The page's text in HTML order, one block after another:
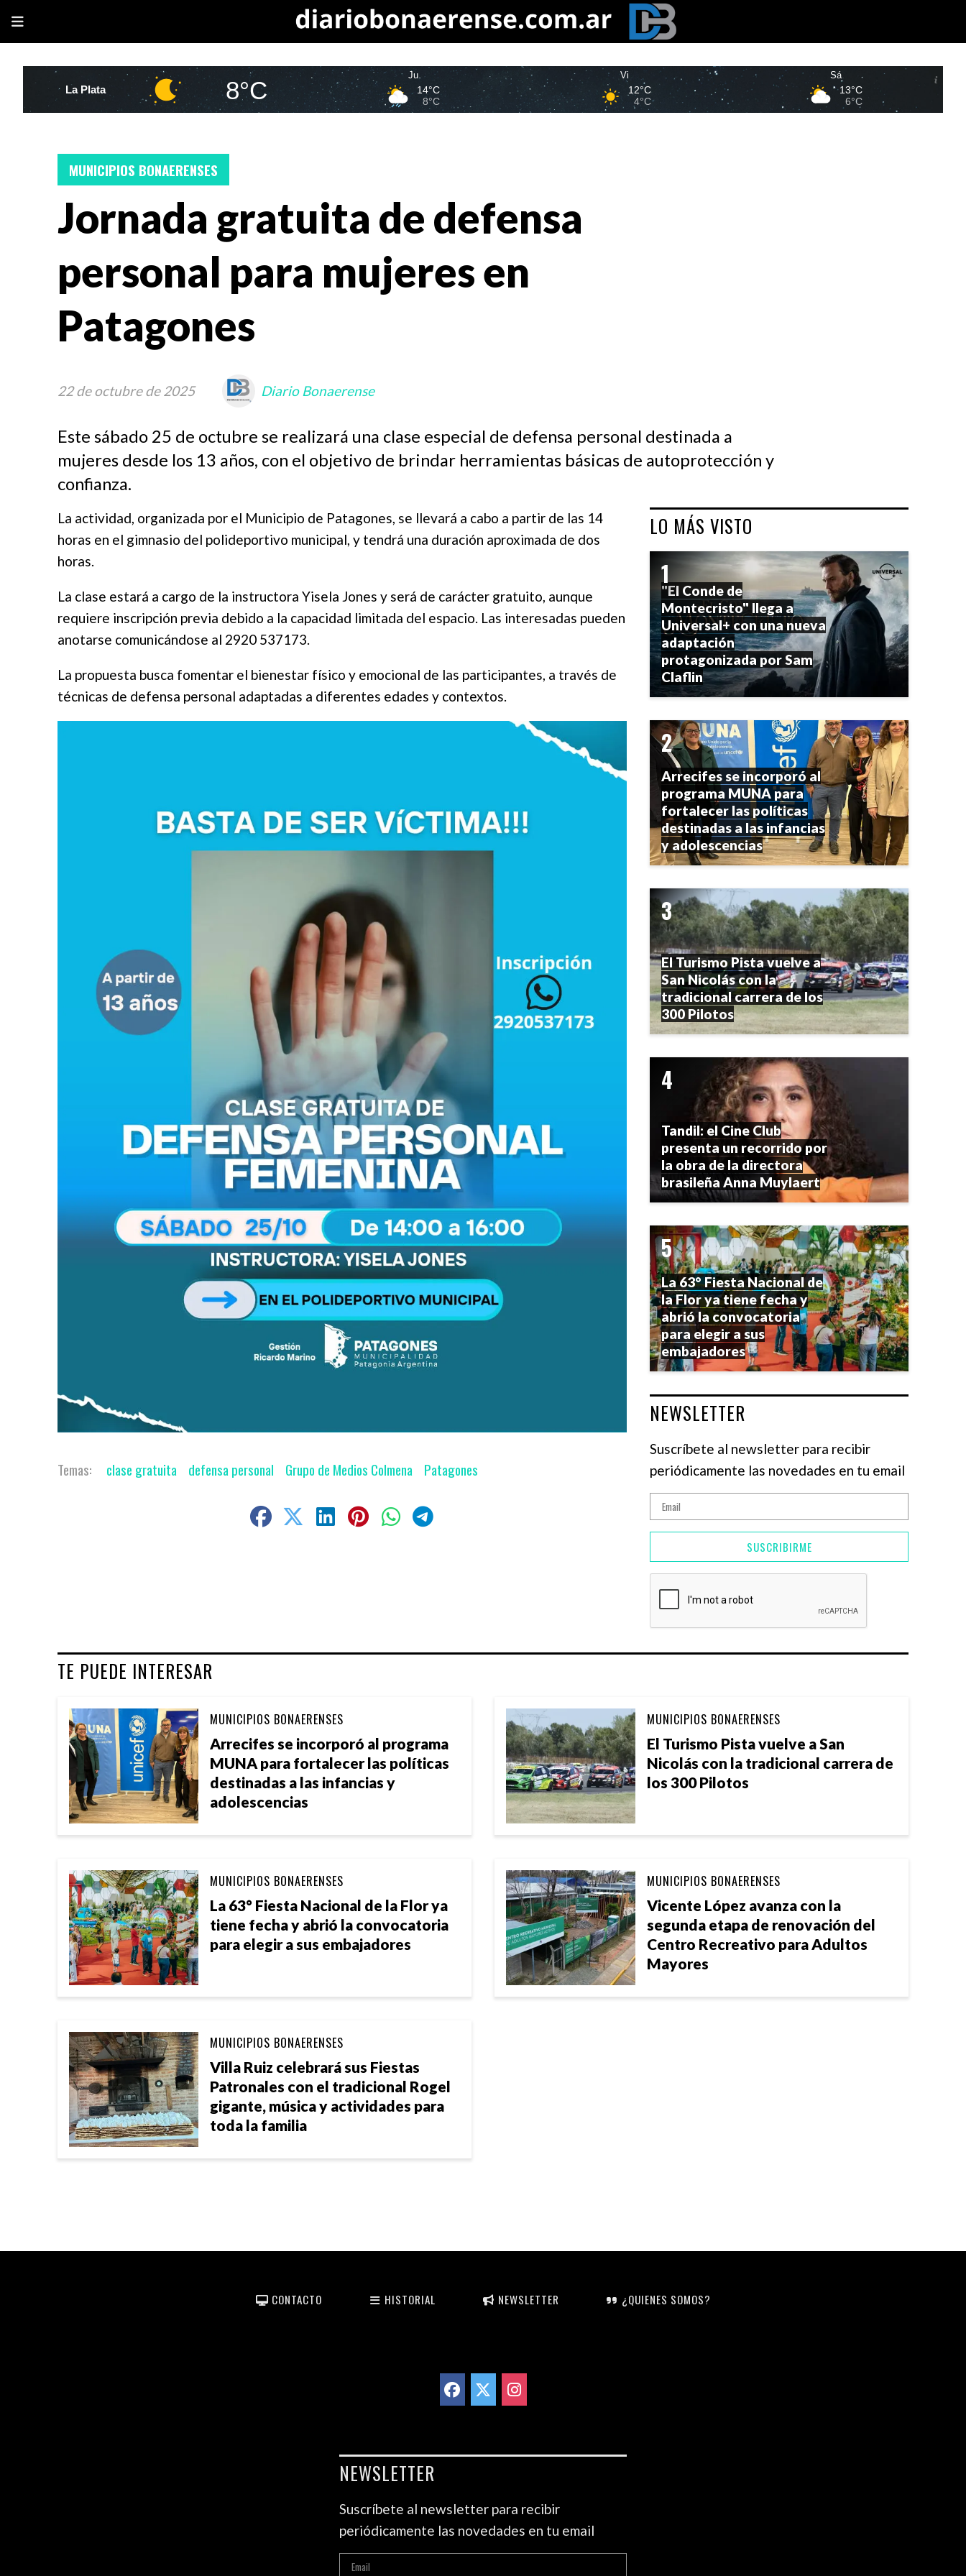
La Plata 8°C
Ju
14°C
8°C
Vi
12°C
4°C
Sá
13°C
6°C
Jornada gratuita de defensa
personal para mujeres en
Patagones
Este sábado 25 de octubre se realizará una clase especial de defensa personal destinada a
mujeres desde los 13 años, con el objetivo de brindar herramientas básicas de autoprotección y
confianza.
MUNICIPIOS BONAERENSES
22 de octubre de 2025 Diario Bonaerense
La actividad, organizada por el Municipio de Patagones, se llevará a cabo a partir de las 14
horas en el gimnasio del polideportivo municipal, y tendrá una duración aproximada de dos
horas.
La clase estará a cargo de la instructora Yisela Jones y será de carácter gratuito, aunque
requiere inscripción previa debido a la capacidad limitada del espacio. Las interesadas pueden
anotarse comunicándose al 2920 537173.
La propuesta busca fomentar el bienestar físico y emocional de las participantes, a través de
técnicas de defensa personal adaptadas a diferentes edades y contextos.
clase gratuita defensa personal Grupo de Medios Colmena Patagones
TE PUEDE INTERESAR
Arrecifes se incorporó al programa
MUNA para fortalecer las políticas
destinadas a las infancias y
adolescencias
MUNICIPIOS BONAERENSES
El Turismo Pista vuelve a San
Nicolás con la tradicional carrera de
los 300 Pilotos
MUNICIPIOS BONAERENSES
La 63° Fiesta Nacional de la Flor ya
tiene fecha y abrió la convocatoria
para elegir a sus embajadores
MUNICIPIOS BONAERENSES
Vicente López avanza con la
segunda etapa de renovación del
Centro Recreativo para Adultos
Mayores
MUNICIPIOS BONAERENSES
Villa Ruiz celebrará sus Fiestas
Patronales con el tradicional Rogel
gigante, música y actividades para
toda la familia
MUNICIPIOS BONAERENSES
LO MÁS VISTO
"El Conde de
Montecristo" llega a
Universal+ con una nueva
adaptación
protagonizada por Sam
Claflin
Arrecifes se incorporó al
programa MUNA para
fortalecer las políticas
destinadas a las infancias
y adolescencias
El Turismo Pista vuelve a
San Nicolás con la
tradicional carrera de los
300 Pilotos
Tandil: el Cine Club
presenta un recorrido por
la obra de la directora
brasileña Anna Muylaert
La 63° Fiesta Nacional de
la Flor ya tiene fecha y
abrió la convocatoria
para elegir a sus
embajadores
NEWSLETTER
Suscríbete al newsletter para recibir
periódicamente las novedades en tu email
SUSCRIBIRME
CONTACTO HISTORIAL NEWSLETTER ¿QUIENES SOMOS?
NEWSLETTER
Suscríbete al newsletter para recibir
periódicamente las novedades en tu email